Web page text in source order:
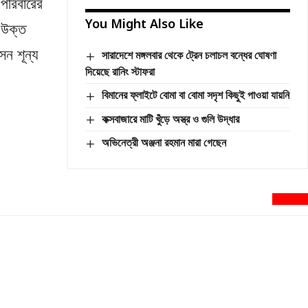
You Might Also Like
সারাদেশে মঙ্গলবার থেকে ট্রেন চলাচল বন্ধের ঘোষণা
দিয়েছে রানিং স্টাফরা
বিমানের ফ্লাইটে বোমা বা বোমা সদৃশ কিছুই পাওয়া যায়নি
কক্সবাজারে মাটি খুঁড়ে অস্ত্র ও গুলি উদ্ধার
অভিনেত্রী অঞ্জনা রহমান মারা গেছেন
উক্ত
শূন্য